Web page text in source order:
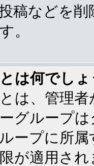
稿などを
。
は何でし
は、管理
グループ
ープに所
が適用さ